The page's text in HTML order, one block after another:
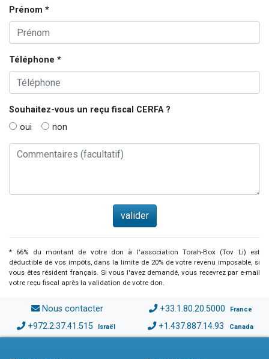
Prénom *
Téléphone *
Souhaitez-vous un reçu fiscal CERFA?
oui
non
* 66% du montant de votre don à l'association Torah-Box (Tov Li) est
déductible de vos impôts, dans la limite de 20% de votre revenu imposable, si
vous êtes résident français. Si vous l'avez demandé, vous recevrez par e-mail
votre reçu fiscal après la validation de votre don.
Nous contacter +33.1.80.20.5000 France
+972.2.37.41.515 Israël +1.437.887.14.93 Canada